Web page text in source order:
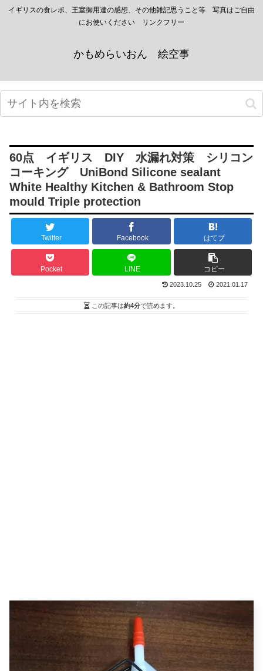
イギリスの食レポ、王室御用達の感想、その他雑記思うこと等 写真はご自由
にお使いください リンクフリー
かもめらいおん 絵空事
60点 イギリス DIY 水漏れ対策 シリコン
コーキング UniBond Silicone sealant
White Healthy Kitchen & Bathroom Stop
mould Triple protection
Twitter Facebook はてブ
Pocket LINE コピー
2023.10.25 2021.01.17
この記事は約4分で読めます。